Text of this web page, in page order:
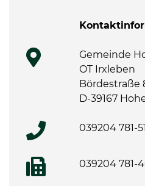
Gemeinde
OT Irxleben
Bördestraße
D-39167
039204 781-
039204 781-